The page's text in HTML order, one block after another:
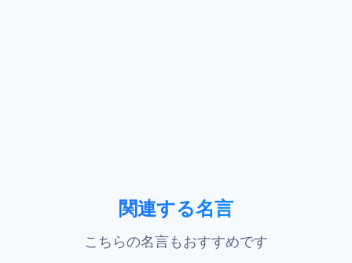
関連する名言
こちらの名言もおすすめです